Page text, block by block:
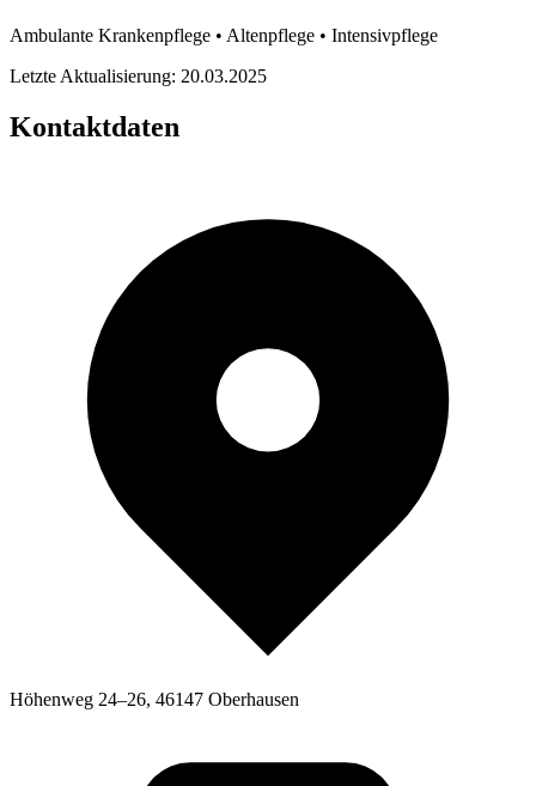
Ambulante Krankenpflege • Altenpflege • Intensivpflege
Letzte Aktualisierung: 20.03.2025
Kontaktdaten
Höhenweg 24–26, 46147 Oberhausen